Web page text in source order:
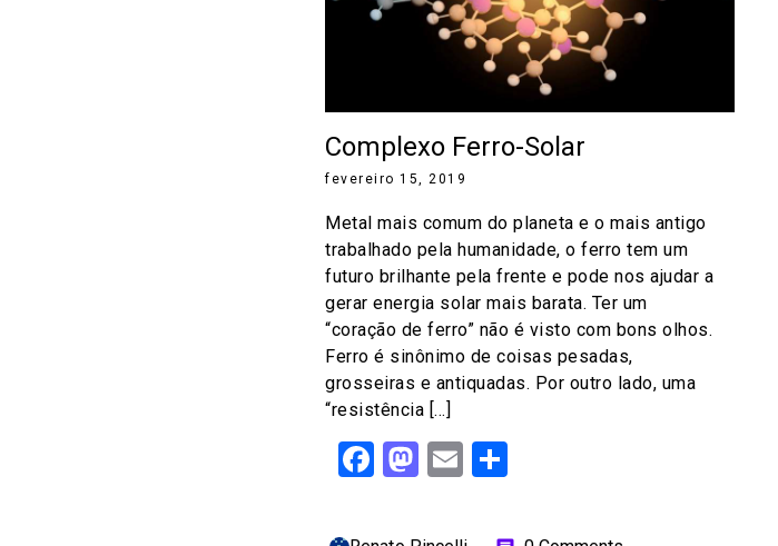
Complexo Ferro-Solar
fevereiro 15, 2019
Metal mais comum do planeta e o mais antigo
trabalhado pela humanidade, o ferro tem um
futuro brilhante pela frente e pode nos ajudar a
gerar energia solar mais barata. Ter um
“coração de ferro” não é visto com bons olhos.
Ferro é sinônimo de coisas pesadas,
grosseiras e antiquadas. Por outro lado, uma
“resistência […]
Facebook
Mastodon
Email